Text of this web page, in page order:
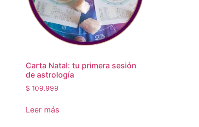
Carta Natal: tu primera sesión
de astrología
$ 109.999
Leer más